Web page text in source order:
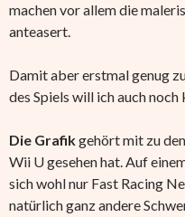
machen vor allem die
anteasert.
Damit aber erstmal genug
des Spiels will ich auch noch
Die Grafikgehört mit zu
Wii U gesehen hat. Auf
sich wohl nur Fast Racing
natürlich ganz andere